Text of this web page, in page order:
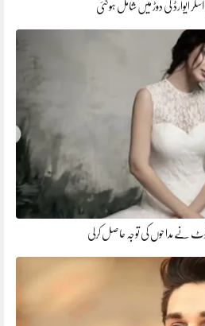
ایوارڈ کی دوڑ میں شامل ہوگئی
نے مداحوں کی توجہ حاصل کرلی